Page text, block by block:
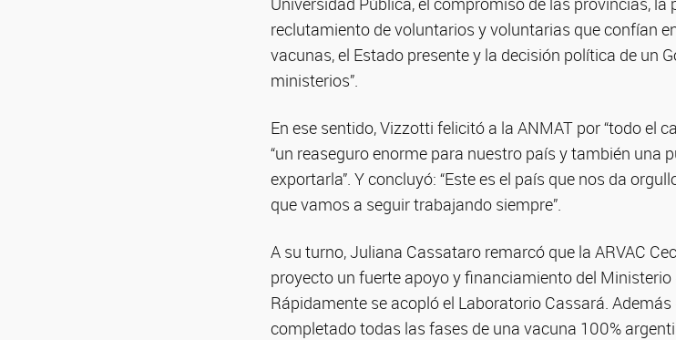
reclutamiento de voluntarios y voluntarias que confían
vacunas, el Estado presente y la decisión política de un
ministerios”.
En ese sentido, Vizzotti felicitó a la ANMAT por “todo el
“un reaseguro enorme para nuestro país y también una
exportarla”. Y concluyó: “Este es el país que nos da
que vamos a seguir trabajando siempre”.
A su turno, Juliana Cassataro remarcó que la ARVAC
proyecto un fuerte apoyo y financiamiento del Ministerio
Rápidamente se acopló el Laboratorio Cassará.
completado todas las fases de una vacuna 100%